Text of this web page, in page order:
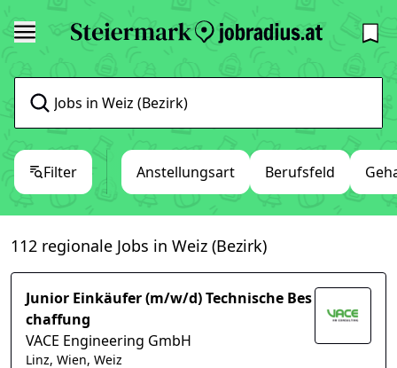
Filter Anstellungsart Berufsfeld
112 regionale Jobs in Weiz (Bezirk)
Junior Einkäufer (m/w/d) Technische Bes
chaffung
VACE Engineering GmbH
Linz, Wien, Weiz